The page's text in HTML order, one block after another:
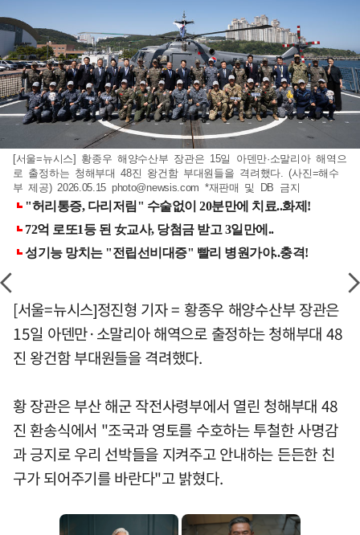
[서울=뉴시스] 황종우 해양수산부 장관은 15일 아덴만·소말리아 해역으
로 출정하는 청해부대 48진 왕건함 부대원들을 격려했다. (사진=해수
부 제공) 2026.05.15 photo@newsis.com *재판매 및 DB 금지
[서울=뉴시스]정진형 기자 = 황종우 해양수산부 장관은
15일 아덴만·소말리아 해역으로 출정하는 청해부대 48
진 왕건함 부대원들을 격려했다.
황 장관은 부산 해군 작전사령부에서 열린 청해부대 48
진 환송식에서 "조국과 영토를 수호하는 투철한 사명감
과 긍지로 우리 선박들을 지켜주고 안내하는 든든한 친
구가 되어주기를 바란다"고 밝혔다.